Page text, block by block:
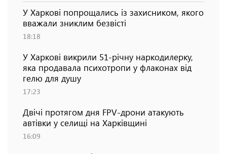
У Харкові попрощались із захисником, якого
вважали зниклим безвісті
18:18
У Харкові викрили 51-річну наркодилерку,
яка продавала психотропи у флаконах від
гелю для душу
17:23
Двічі протягом дня FPV-дрони атакують
автівки у селищі на Харківщині
16:09